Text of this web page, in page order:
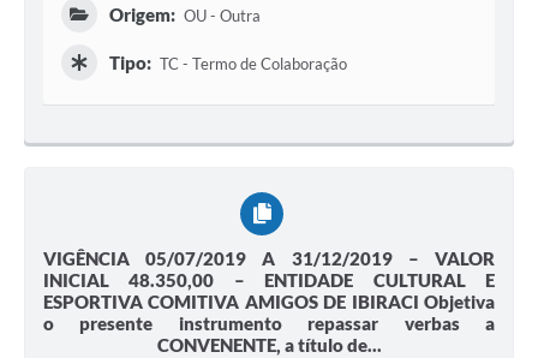
Origem: OU - Outra
Tipo: TC - Termo de Colaboração
VIGÊNCIA 05/07/2019 A 31/12/2019 – VALOR
INICIAL 48.350,00 – ENTIDADE CULTURAL E
ESPORTIVA COMITIVA AMIGOS DE IBIRACI Objetiva
o presente instrumento repassar verbas a
CONVENENTE, a título de...